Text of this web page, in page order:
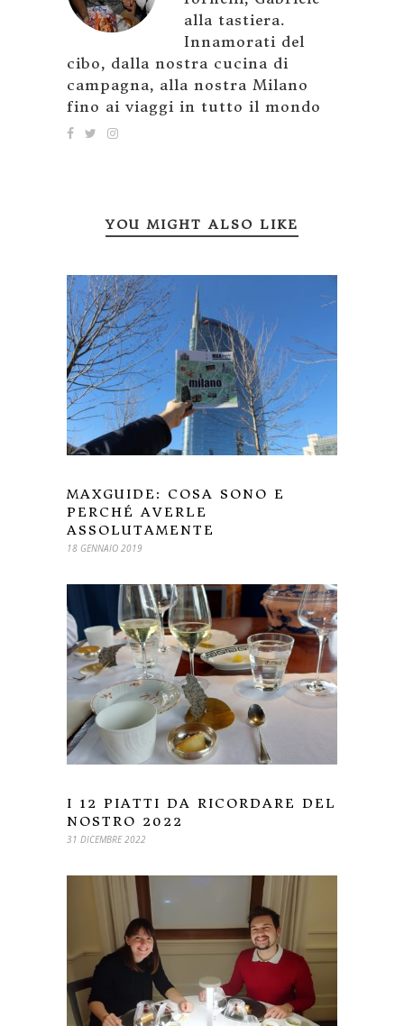
alla tastiera.
Innamorati del
cibo, dalla nostra cucina di
campagna, alla nostra Milano
fino ai viaggi in tutto il mondo
YOU MIGHT ALSO LIKE
MAXGUIDE: COSA SONO E
PERCHÉ AVERLE
ASSOLUTAMENTE
18 GENNAIO 2019
I 12 PIATTI DA RICORDARE DEL
NOSTRO 2022
31 DICEMBRE 2022